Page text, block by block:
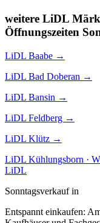
weitere LiDL
Öffnungszeiten
LiDL Baabe →
LiDL Bad Doberan →
LiDL Bansin →
LiDL Feldberg →
LiDL Klütz →
LiDL Kühlungsborn ·
LiDL
Sonntagsverkauf in
Entspannt einkaufen: